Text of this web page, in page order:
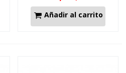
Añadir al carrito